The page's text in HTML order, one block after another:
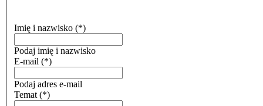
Imię i nazwisko (*)
Podaj imię i nazwisko
E-mail (*)
Podaj adres e-mail
Temat (*)